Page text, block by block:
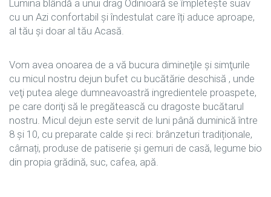
Lumina blândă a unui drag Odinioară se împletește suav
cu un Azi confortabil și îndestulat care îți aduce aproape,
al tău și doar al tău Acasă.
Vom avea onoarea de a vă bucura dimineţile şi simţurile
cu micul nostru dejun bufet cu bucătărie deschisă , unde
veţi putea alege dumneavoastră ingredientele proaspete,
pe care doriţi să le pregătească cu dragoste bucătarul
nostru. Micul dejun este servit de luni până duminică între
8 și 10, cu preparate calde și reci: brânzeturi tradiționale,
cârnați, produse de patiserie și gemuri de casă, legume bio
din propia grădină, suc, cafea, apă.